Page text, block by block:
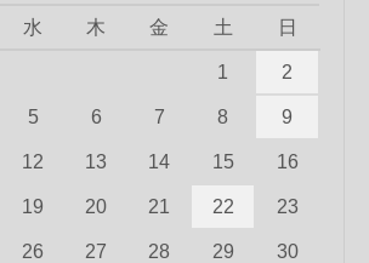
水 木 金 土 日
1 2
5 6 7 8 9
12 13 14 15 16
19 20 21 22 23
26 27 28 29
30